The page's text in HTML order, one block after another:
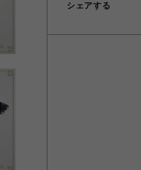
シェアする